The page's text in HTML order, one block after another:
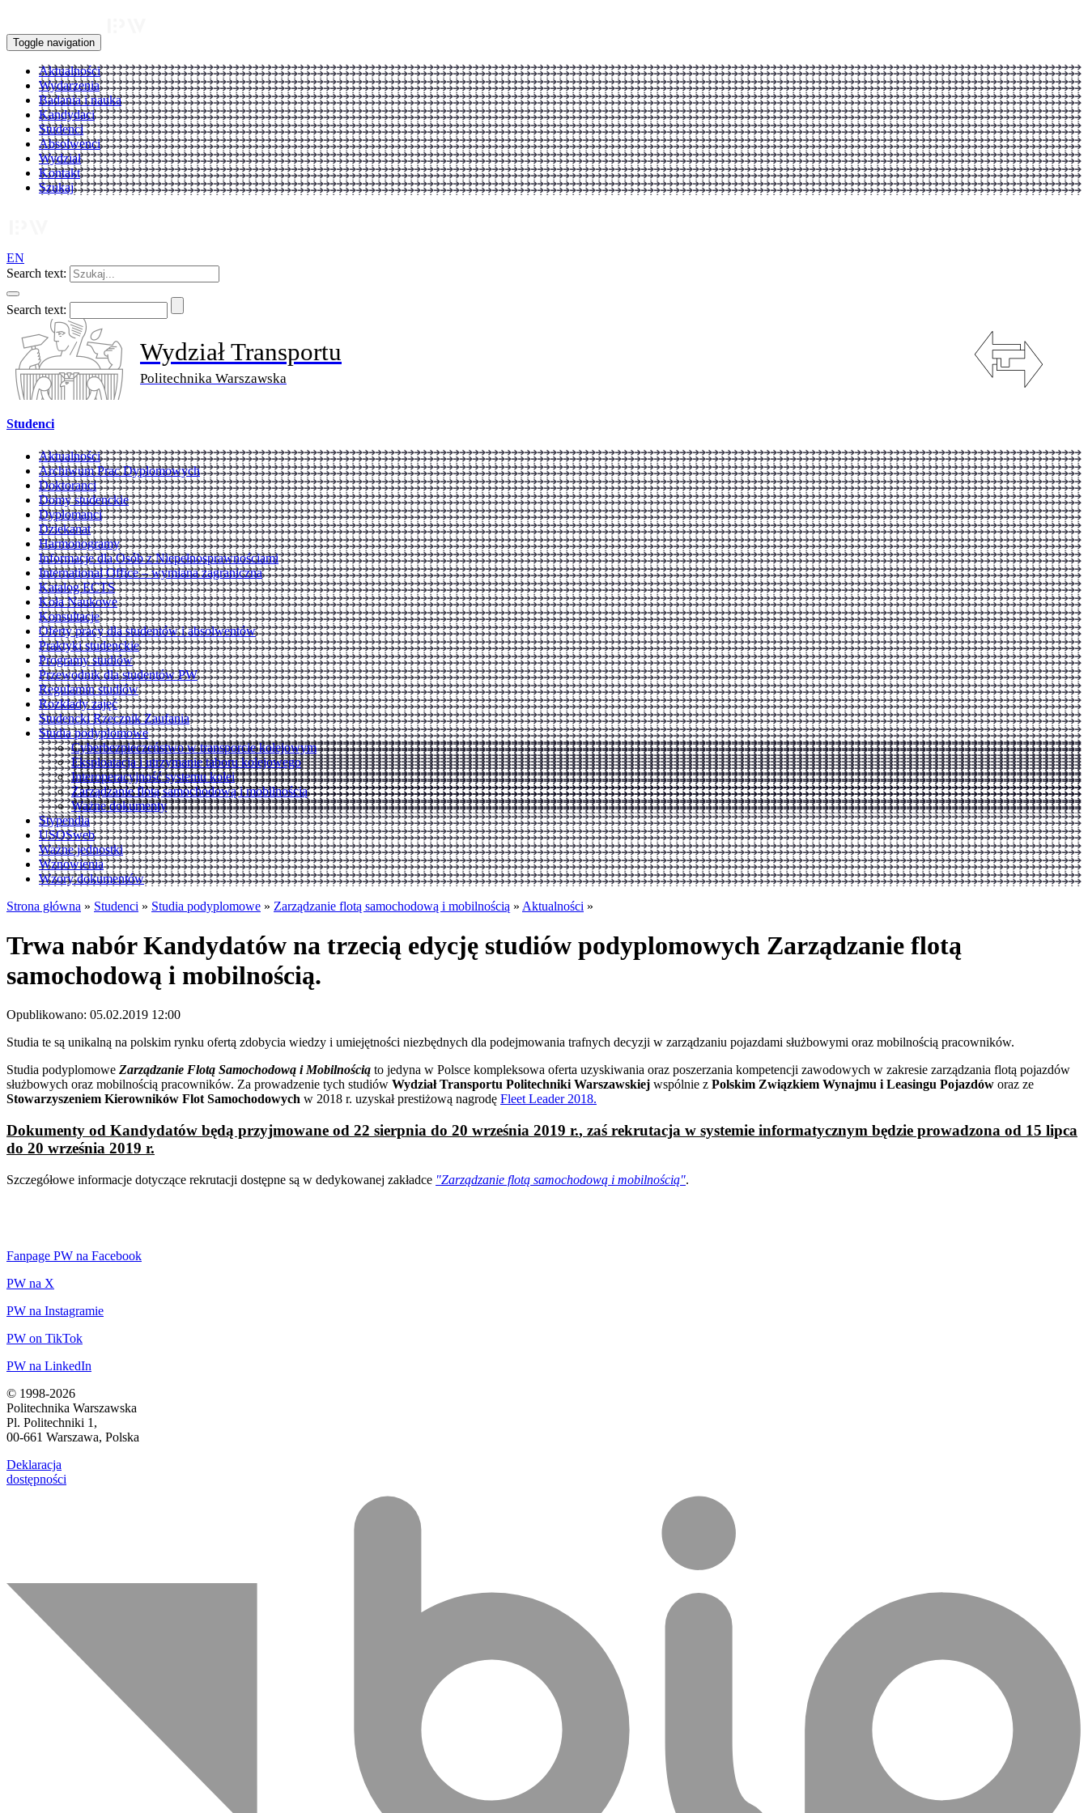
Toggle navigation
Aktualności
Wydarzenia
Badania i nauka
Kandydaci
Studenci
Absolwenci
Wydział
Kontakt
Szukaj
EN
Search text:
Search text:
Wydział Transportu
Politechnika Warszawska
Studenci
Aktualności
Archiwum Prac Dyplomowych
Doktoranci
Domy studenckie
Dyplomanci
Dziekanat
Harmonogramy
Informacje dla Osób z Niepełnosprawnościami
International Office – wymiana zagraniczna
Katalog ECTS
Koła Naukowe
Konsultacje
Oferty pracy dla studentów i absolwentów
Praktyki studenckie
Programy studiów
Przewodnik dla studentów PW
Regulamin studiów
Rozkłady zajęć
Studencki Rzecznik Zaufania
Studia podyplomowe
Cyberbezpieczeństwo w transporcie kolejowym
Eksploatacja i utrzymanie taboru kolejowego
Interoperacyjność systemu kolei
Zarządzanie flotą samochodową i mobilnością
Ważne dokumenty
Stypendia
USOSweb
Ważne jednostki
Wznowienia
Wzory dokumentów
Strona główna » Studenci » Studia podyplomowe » Zarządzanie flotą samochodową i mobilnością » Aktualności »
Trwa nabór Kandydatów na trzecią edycję studiów podyplomowych Zarządzanie flotą
samochodową i mobilnością.
Opublikowano: 05.02.2019 12:00
Studia te są unikalną na polskim rynku ofertą zdobycia wiedzy i umiejętności niezbędnych dla podejmowania trafnych decyzji w zarządzaniu pojazdami służbowymi oraz mobilnością pracowników.
Studia podyplomowe Zarządzanie Flotą Samochodową i Mobilnością to jedyna w Polsce kompleksowa oferta uzyskiwania oraz poszerzania kompetencji zawodowych w zakresie zarządzania flotą pojazdów
służbowych oraz mobilnością pracowników. Za prowadzenie tych studiów Wydział Transportu Politechniki Warszawskiej wspólnie z Polskim Związkiem Wynajmu iLeasingu Pojazdów oraz ze
Stowarzyszeniem Kierowników Flot Samochodowych w 2018 r. uzyskał prestiżową nagrodę Fleet Leader 2018.
Dokumenty od Kandydatów będą przyjmowane od 22 sierpnia do 20 września 2019 r., zaś rekrutacja w systemie informatycznym będzie prowadzona od 15 lipca
do 20 września 2019 r.
Szczegółowe informacje dotyczące rekrutacji dostępne są w dedykowanej zakładce "Zarządzanie flotą samochodową i mobilnością".
Fanpage PW na Facebook
PW na X
PW na Instagramie
PW on TikTok
PW na LinkedIn
© 1998-2026
Politechnika Warszawska
Pl. Politechniki 1,
00-661 Warszawa, Polska
Deklaracja
dostępności